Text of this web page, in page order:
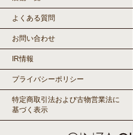
よくある質問
お問い合わせ
IR情報
プライバシーポリシー
特定商取引法および古物営業法に
基づく表示